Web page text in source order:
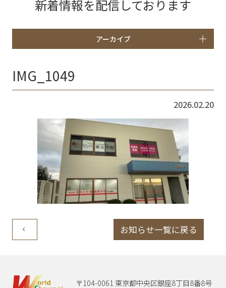
新着情報を配信しております
アーカイブ
IMG_1049
2026.02.20
お知らせ一覧に戻る
〒104-0061 東京都中央区銀座8丁目8番8号